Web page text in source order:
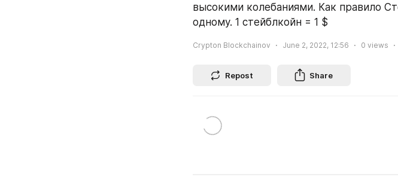
высокими колебаниями. Как правило
одному. 1 стейблкойн = 1 $
Crypton Blockchainov June 2, 2022, 12:56 0 views
Repost Share